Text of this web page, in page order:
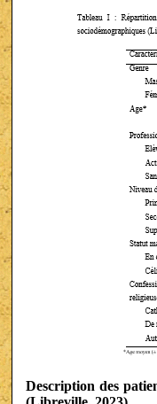
Description des